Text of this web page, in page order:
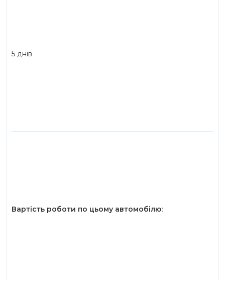
5 днiв
Вартість роботи по цьому автомобілю: